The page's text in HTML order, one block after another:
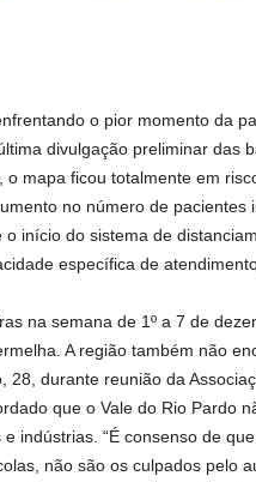
o pior momento da
divulgação preliminar das
o mapa ficou totalmente em
no número de
início do sistema de
específica de
na semana de 1º a 7 de
A região também não
28, durante reunião da
que o Vale do Rio Pardo
indústrias. “É consenso de
não são os culpados pelo